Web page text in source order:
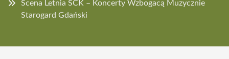
Scena Letnia SCK – Koncerty Wzbogacą Muzycznie
Starogard Gdański